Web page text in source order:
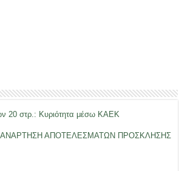
20 στρ.: Κυριότητα μέσω ΚΑΕΚ
ΑΝΑΡΤΗΣΗ ΑΠΟΤΕΛΕΣΜΑΤΩΝ ΠΡΟΣΚΛΗΣΗΣ